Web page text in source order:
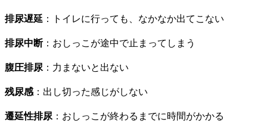
排尿遅延 ：トイレに行っても、なかなか出てこない
排尿中断：おしっこが途中で止まってしまう
腹圧排尿 ：力まないと出ない
残尿感 ：出し切った感じがしない
遷延性排尿 ：おしっこが終わるまでに時間がかかる